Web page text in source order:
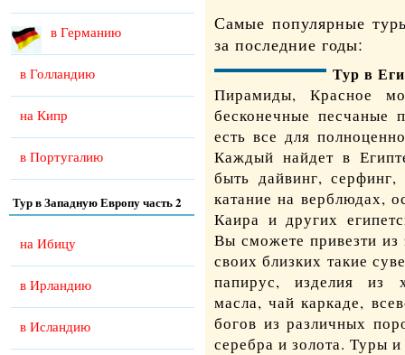
в Германию
в Голландию
на Кипр
в Португалию
Тур в Западную Европу часть 2
на Ибицу
в Ирландию
в Исландию
Самые популярные
за последние годы:
Тур в
Пирамиды, Красное
бесконечные песчаные
есть все для
Каждый найдет в
быть дайвинг,
катание на верблюдах,
Каира и других
Вы сможете привезти
своих близких такие
папирус, изделия из
масла, чай каркаде,
богов из различных
серебра и золота. Туры и